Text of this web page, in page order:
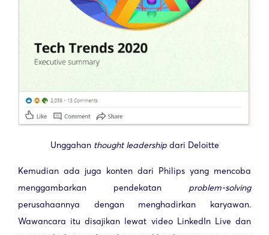
Unggahan thought leadershipdari Deloitte
Kemudian ada juga konten dari Philips yang mencoba
menggambarkan pendekatan problem-solving
perusahaannya dengan menghadirkan karyawan.
Wawancara itu disajikan lewat video LinkedIn Live dan